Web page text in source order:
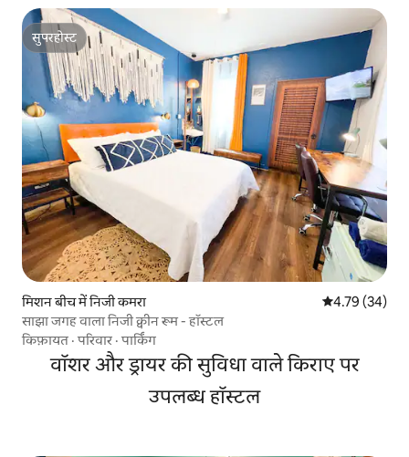
सुपरहोस्ट
सुपरहोस्ट
मिशन बीच में निजी कमरा औसत रेटिंग 5 में
4.79 (34)
साझा जगह वाला निजी क्वीन रूम - हॉस्टल
किफ़ायत ·परिवार ·पार्किंग
वॉशर और ड्रायर की सुविधा वाले किराए पर
उपलब्ध हॉस्टल